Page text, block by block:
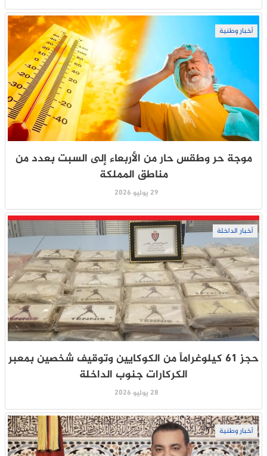
أخبار وطنية
موجة حر وطقس حار من الأربعاء إلى السبت بعدد من
مناطق المملكة
29 يوليو 2026
أخبار الداخلة
حجز 61 كيلوغراماً من الكوكايين وتوقيف شخصين بمعبر
الكركارات جنوب الداخلة
28 يوليو 2026
أخبار وطنية